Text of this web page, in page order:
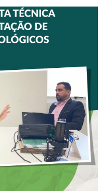
DE
SOBRE
EXAMES